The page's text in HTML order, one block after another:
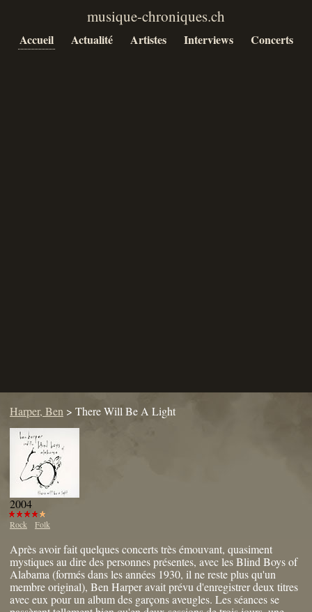
Accueil Actualité Artistes Interviews Concerts
Harper, Ben > There Will Be A Light
2004
Rock Folk
Après avoir fait quelques concerts très émouvant, quasiment
mystiques au dire des personnes présentes, avec les Blind Boys of
Alabama (formés dans les années 1930, il ne reste plus qu'un
membre original), Ben Harper avait prévu d'enregistrer deux titres
avec eux pour un album des garçons aveugles. Les séances se